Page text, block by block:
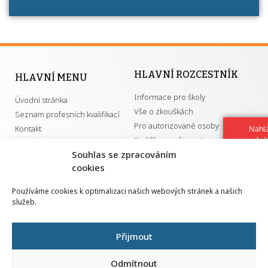
Souhlas se zpracováním
cookies
Používáme cookies k optimalizaci našich webových stránek a našich
služeb.
Přijmout
Odmítnout
HLAVNÍ MENU
Úvodní stránka
Seznam profesních kvalifikací
Kontakt
HLAVNÍ ROZCESTNÍK
Informace pro školy
Vše o zkouškách
Pro autorizované osoby
Kvalifikace a živnosti
GDPR
Národní pedagogický institut ČR
Senovážné náměstí 25
110 00 Praha 1